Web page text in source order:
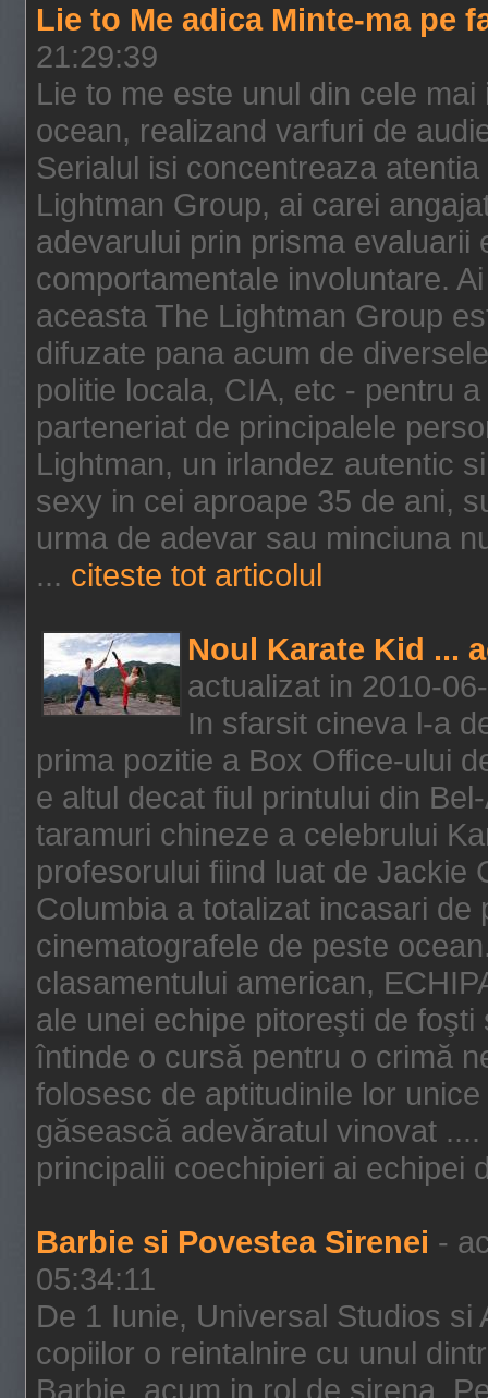
Lie to Me adica Minte-ma pe
21:29:39
Lie to me este unul din cele
ocean, realizand varfuri de
Serialul isi concentreaza
Lightman Group, ai carei
adevarului prin prisma evaluarii
comportamentale involuntare.
aceasta The Lightman Group
difuzate pana acum de
politie locala, CIA, etc - pentru
parteneriat de principalele
Lightman, un irlandez autentic
sexy in cei aproape 35 de ani,
urma de adevar sau minciuna
... citeste tot articolul
Noul Karate Kid ...
actualizat in 2010-
In sfarsit cineva l-a
prima pozitie a Box Office-ului
e altul decat fiul printului din
taramuri chineze a celebrului
profesorului fiind luat de Jackie
Columbia a totalizat incasari
cinematografele de peste
clasamentului american,
ale unei echipe pitoreşti de
întinde o cursă pentru o crimă
folosesc de aptitudinile lor
găsească adevăratul vinovat
principalii coechipieri ai echipei
Barbie si Povestea Sirenei -
05:34:11
De 1 Iunie, Universal Studios si
copiilor o reintalnire cu unul
Barbie, acum in rol de sirena.